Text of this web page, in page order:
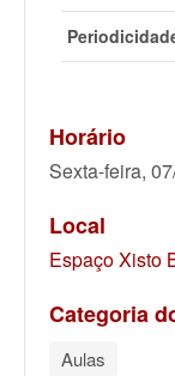
Horário
Sexta-feira,
Local
Espaço Xisto
Categoria
Aulas